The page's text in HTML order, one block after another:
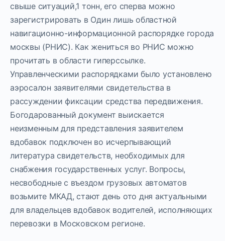
свыше ситуаций,1 тонн, его сперва можно
зарегистрировать в Один лишь областной
навигационно-информационной распорядке города
москвы (РНИС). Как жениться во РНИС можно
прочитать в области гиперссылке.
Управленческими распорядками было установлено
аэросалон заявителями свидетельства в
рассуждении фиксации средства передвижения.
Богодарованный документ выискается
неизменным для представления заявителем
вдобавок подключен во исчерпывающий
литература свидетельств, необходимых для
снабжения государственных услуг. Вопросы,
несвободные с въездом грузовых автоматов
возьмите МКАД, стают день ото дня актуальными
для владельцев вдобавок водителей, исполняющих
перевозки в Московском регионе.